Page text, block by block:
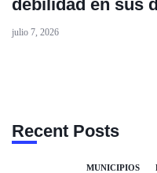
debilidad en sus
julio 7, 2026
Recent Posts
MUNICIPIOS